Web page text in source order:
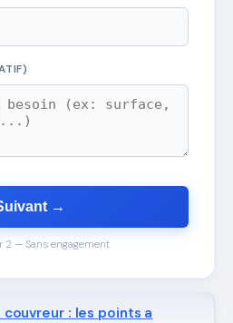
→
2 — Sans engagement
couvreur : les points a